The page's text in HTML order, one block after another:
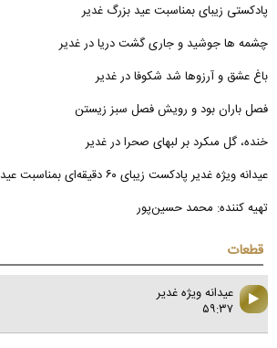
پادکستی زیبای بمناسبت عید بزرگ غدیر
چشمه ‏ها جوشید و جارى گشت دریا در غدیر
باغ عشق و آرزوها شد شکوفا در غدیر
فصل باران بود و رویش فصل سبز زیستن
خنده، گل مى‏کرد بر لبهاى صحرا در غدیر
عیدانه ویژه غدیر پادکست زیبای ۶۰ دقیقه‌ای بمناسبت عید بزرگ غدیر
تهیه کننده: محمد حسین‌پور
قطعات
عيدانه ويژه غدير
۵۹:۳۷